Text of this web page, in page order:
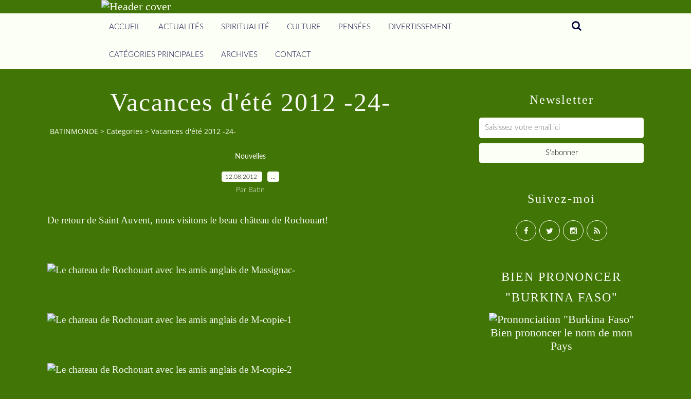
ACCUEIL ACTUALITÉS SPIRITUALITÉ CULTURE PENSÉES DIVERTISSEMENT
CATÉGORIES PRINCIPALES ARCHIVES CONTACT
Vacances d'été 2012 -24-
BATINMONDE > Categories > Vacances d'été 2012 -24-
Nouvelles
12.08.2012
Par Batin
De retour de Saint Auvent, nous visitons le beau château de Rochouart!
Newsletter
Suivez-moi
BIEN PRONONCER
"BURKINA FASO"
Bien prononcer le nom de mon
Pays